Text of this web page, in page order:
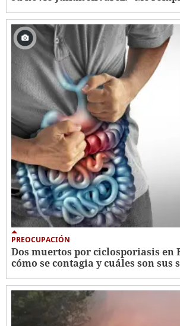
PREOCUPACIÓN
Dos muertos por ciclosporiasis en
cómo se contagia y cuáles son sus